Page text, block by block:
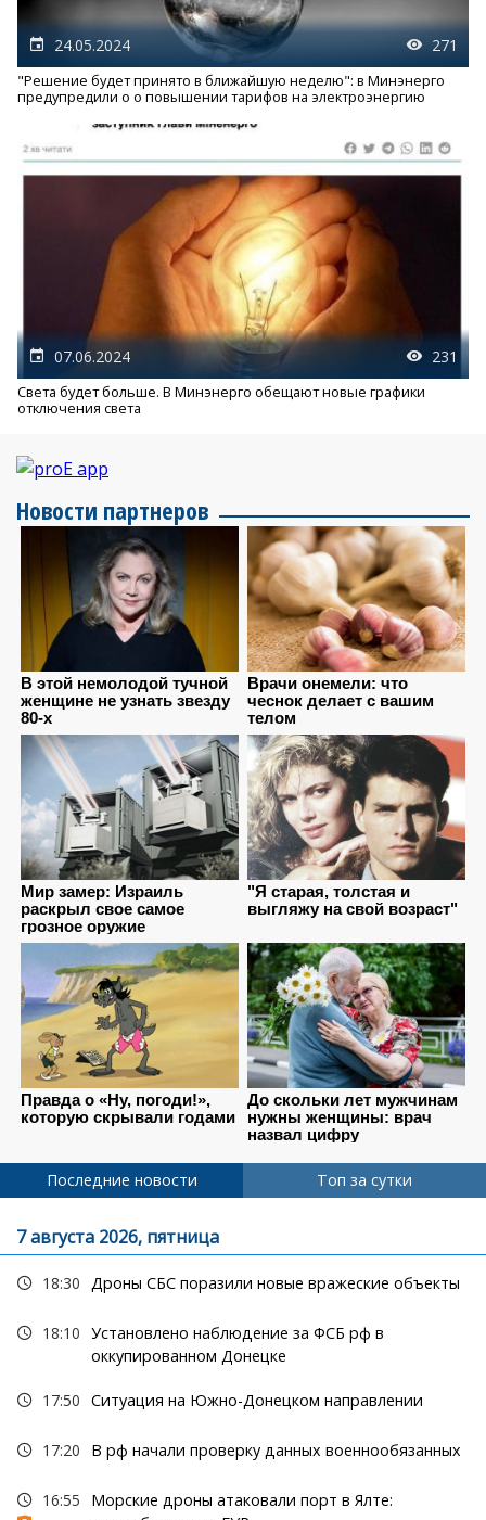
24.05.2024 271
"Решение будет принято в ближайшую неделю": в Минэнерго
предупредили о о повышении тарифов на электроэнергию
07.06.2024 231
Света будет больше. В Минэнерго обещают новые графики
отключения света
Новости партнеров
Последние новости Топ за сутки
7 августа 2026, пятница
18:30 Дроны СБС поразили новые вражеские объекты
18:10 Установлено наблюдение за ФСБ рф в
оккупированном Донецке
17:50 Ситуация на Южно-Донецком направлении
17:20 В рф начали проверку данных военнообязанных
16:55
Морские дроны атаковали порт в Ялте: